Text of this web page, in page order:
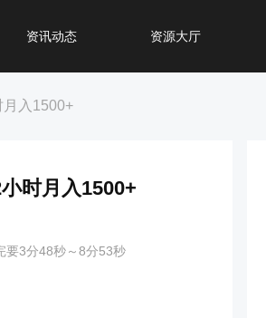
资讯动态 资源大厅
入1500+
时月入1500+
要3分48秒～8分53秒